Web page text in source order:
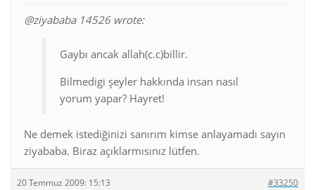
@ziyababa 14526 wrote:
Gaybı ancak allah(c.c)billir.
Bilmedigi şeyler hakkında insan nasıl
yorum yapar? Hayret!
Ne demek istediğinizi sanırım kimse anlayamadı sayın
ziyababa. Biraz açıklarmısınız lütfen.
20 Temmuz 2009: 15:13 #33250